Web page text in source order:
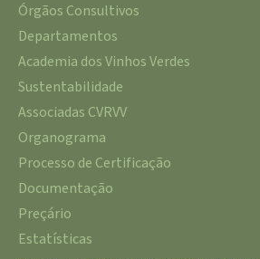
Órgãos Consultivos
Departamentos
Academia dos Vinhos Verdes
Sustentabilidade
Associadas CVRVV
Organograma
Processo de Certificação
Documentação
Preçário
Estatísticas